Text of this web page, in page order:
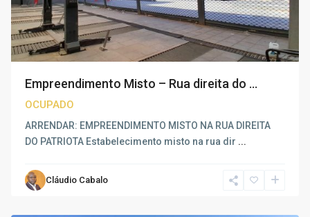
Empreendimento Misto – Rua direita do ...
OCUPADO
ARRENDAR: EMPREENDIMENTO MISTO NA RUA DIREITA
DO PATRIOTA Estabelecimento misto na rua dir ...
Cláudio Cabalo
Benfica,